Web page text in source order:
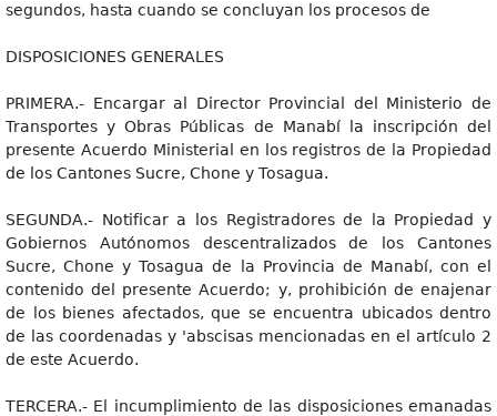
segundos, hasta cuando se concluyan los procesos de
DISPOSICIONES GENERALES
PRIMERA.- Encargar al Director Provincial del Ministerio de
Transportes y Obras Públicas de Manabí la inscripción del
presente Acuerdo Ministerial en los registros de la Propiedad
de los Cantones Sucre, Chone y Tosagua.
SEGUNDA.- Notificar a los Registradores de la Propiedad y
Gobiernos Autónomos descentralizados de los Cantones
Sucre, Chone y Tosagua de la Provincia de Manabí, con el
contenido del presente Acuerdo; y, prohibición de enajenar
de los bienes afectados, que se encuentra ubicados dentro
de las coordenadas y 'abscisas mencionadas en el artículo 2
de este Acuerdo.
TERCERA.- El incumplimiento de las disposiciones emanadas